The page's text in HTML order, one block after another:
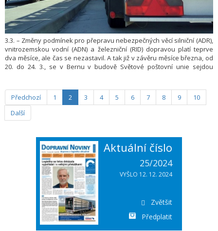
3.3. – Změny podmínek pro přepravu nebezpečných věcí silniční (ADR),
vnitrozemskou vodní (ADN) a železniční (RID) dopravou platí teprve
dva měsíce, ale čas se nezastavil. A tak již v závěru měsíce března, od
20. do 24. 3., se v Bernu v budově Světové poštovní unie sejdou
Předchozí
1 2 3 4 5 6 7 8 9
10
Další
Aktuální číslo
25/2024
VYŠLO 12. 12. 2024
Zvětšit
Předplatit